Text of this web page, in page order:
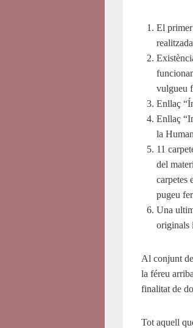
El
vulgueu
Enllaç
Enllaç
la
11
del
carpetes
pugeu
Una
originals
Al conjunt
la féreu
finalitat de
Tot aquell